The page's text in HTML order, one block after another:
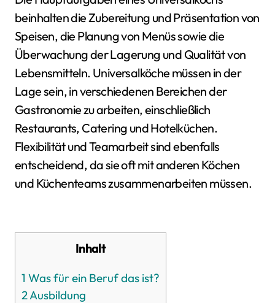
beinhalten die Zubereitung und Präsentation von
Speisen, die Planung von Menüs sowie die
Überwachung der Lagerung und Qualität von
Lebensmitteln. Universalköche müssen in der
Lage sein, in verschiedenen Bereichen der
Gastronomie zu arbeiten, einschließlich
Restaurants, Catering und Hotelküchen.
Flexibilität und Teamarbeit sind ebenfalls
entscheidend, da sie oft mit anderen Köchen
und Küchenteams zusammenarbeiten müssen.
Inhalt
1 Was für ein Beruf das ist?
2Ausbildung